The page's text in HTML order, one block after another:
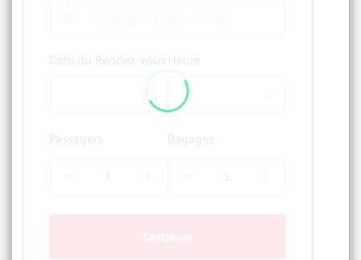
Date du Rendez-vous Heure
Passagers Bagages